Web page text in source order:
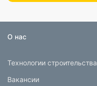
О нас
Технологии строительства
Вакансии